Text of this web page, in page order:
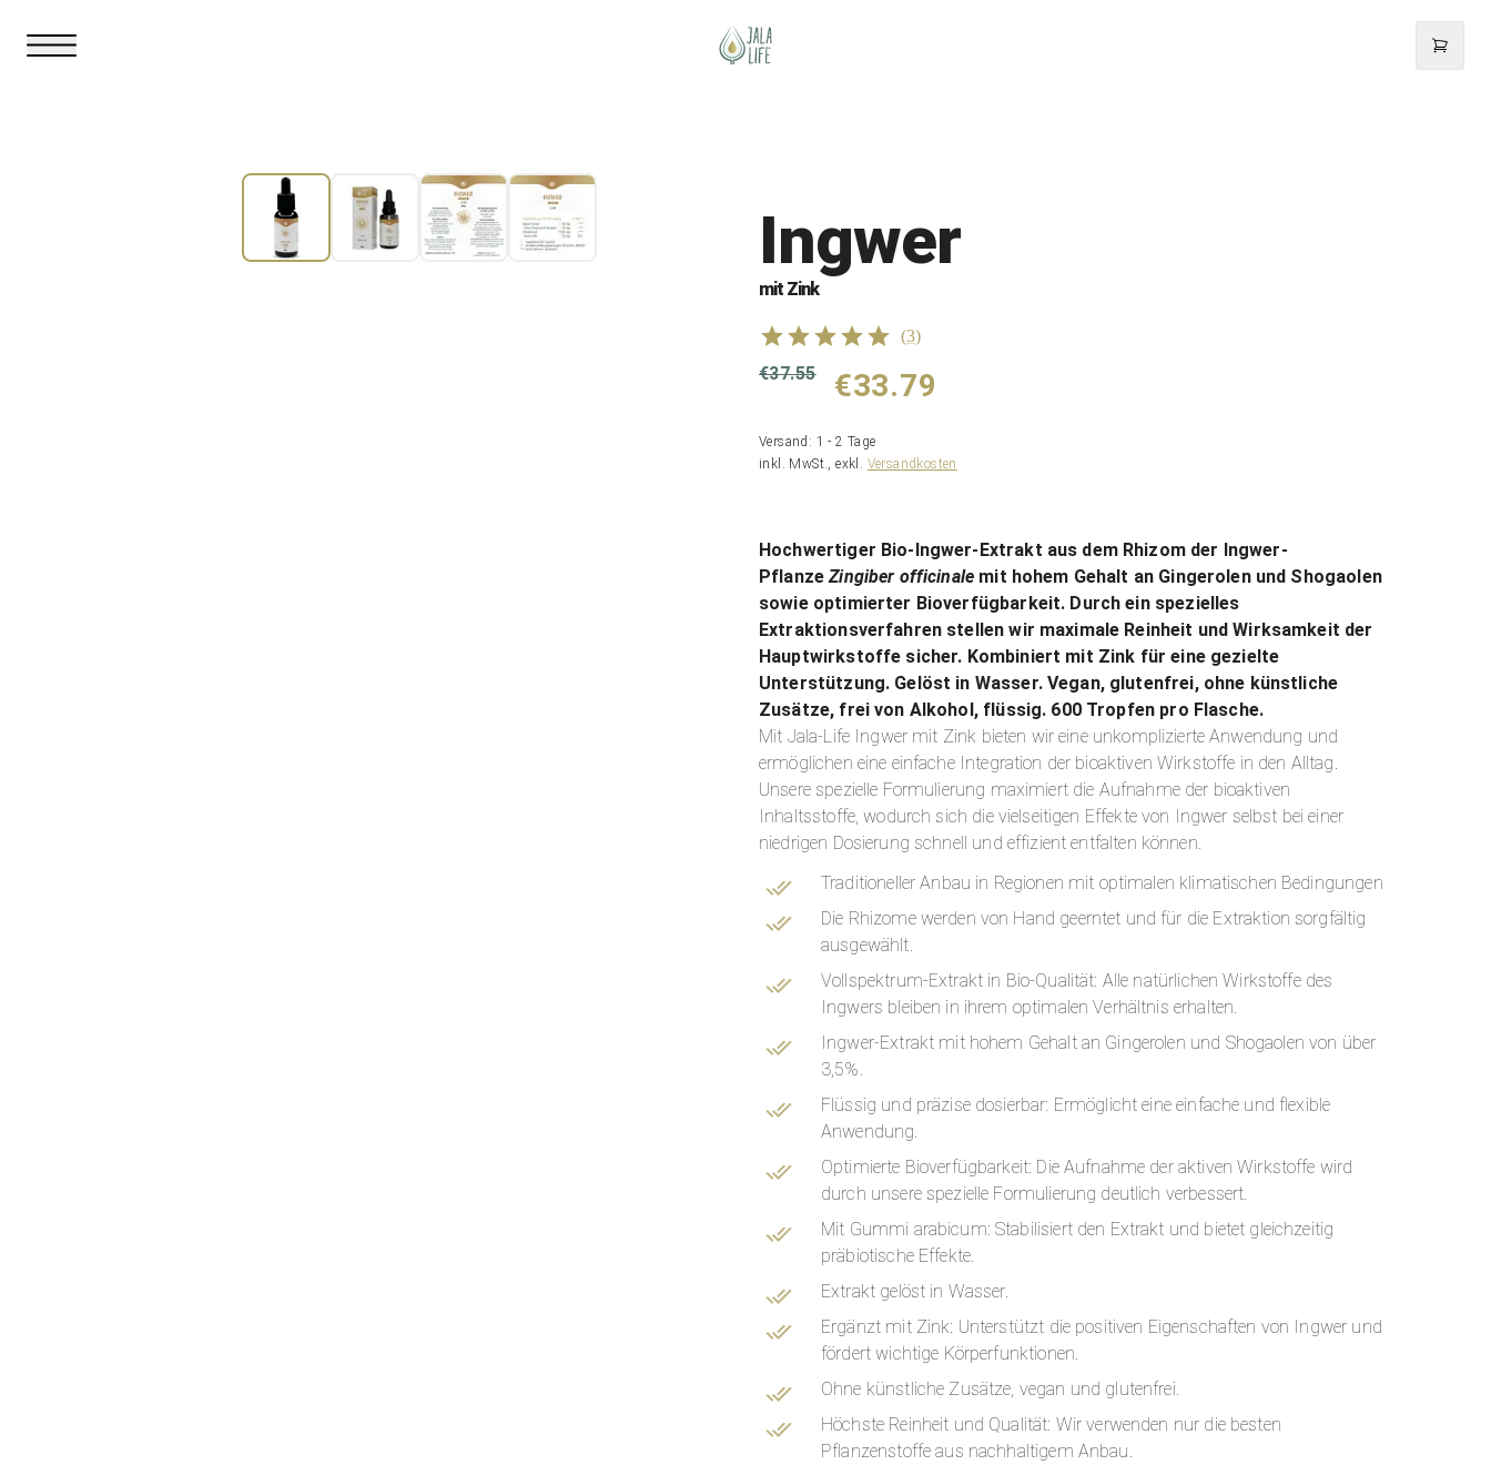
Ingwer
mit Zink
(3)
€37.55 €33.79
Versand: 1 - 2 Tage
inkl. MwSt., exkl. Versandkosten
Hochwertiger Bio-Ingwer-Extrakt aus dem Rhizom der Ingwer-
PflanzeZingiber officinale mit hohem Gehalt an Gingerolen und Shogaolen
sowie optimierter Bioverfügbarkeit. Durch ein spezielles
Extraktionsverfahren stellen wir maximale Reinheit und Wirksamkeit der
Hauptwirkstoffe sicher. Kombiniert mit Zink für eine gezielte
Unterstützung. Gelöst in Wasser. Vegan, glutenfrei, ohne künstliche
Zusätze, frei von Alkohol, flüssig. 600 Tropfen pro Flasche.
Mit Jala-Life Ingwer mit Zink bieten wir eine unkomplizierte Anwendung und
ermöglichen eine einfache Integration der bioaktiven Wirkstoffe in den Alltag.
Unsere spezielle Formulierung maximiert die Aufnahme der bioaktiven
Inhaltsstoffe, wodurch sich die vielseitigen Effekte von Ingwer selbst bei einer
niedrigen Dosierung schnell und effizient entfalten können.
Traditioneller Anbau in Regionen mit optimalen klimatischen Bedingungen
Die Rhizome werden von Hand geerntet und für die Extraktion sorgfältig
ausgewählt.
Vollspektrum-Extrakt in Bio-Qualität: Alle natürlichen Wirkstoffe des
Ingwers bleiben in ihrem optimalen Verhältnis erhalten.
Ingwer-Extrakt mit hohem Gehalt an Gingerolen und Shogaolen von über
3,5%.
Flüssig und präzise dosierbar: Ermöglicht eine einfache und flexible
Anwendung.
Optimierte Bioverfügbarkeit: Die Aufnahme der aktiven Wirkstoffe wird
durch unsere spezielle Formulierung deutlich verbessert.
Mit Gummi arabicum: Stabilisiert den Extrakt und bietet gleichzeitig
präbiotische Effekte.
Extrakt gelöst in Wasser.
Ergänzt mit Zink: Unterstützt die positiven Eigenschaften von Ingwer und
fördert wichtige Körperfunktionen.
Ohne künstliche Zusätze, vegan und glutenfrei.
Höchste Reinheit und Qualität: Wir verwenden nur die besten
Pflanzenstoffe aus nachhaltigem Anbau.